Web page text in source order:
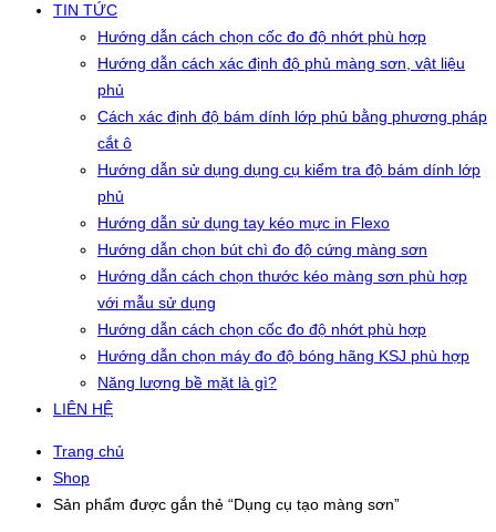
TIN TỨC
Hướng dẫn cách chọn cốc đo độ nhớt phù hợp
Hướng dẫn cách xác định độ phủ màng sơn, vật liệu
phủ
Cách xác định độ bám dính lớp phủ bằng phương pháp
cắt ô
Hướng dẫn sử dụng dụng cụ kiểm tra độ bám dính lớp
phủ
Hướng dẫn sử dụng tay kéo mực in Flexo
Hướng dẫn chọn bút chì đo độ cứng màng sơn
Hướng dẫn cách chọn thước kéo màng sơn phù hợp
với mẫu sử dụng
Hướng dẫn cách chọn cốc đo độ nhớt phù hợp
Hướng dẫn chọn máy đo độ bóng hãng KSJ phù hợp
Năng lượng bề mặt là gì?
LIÊN HỆ
Trang chủ
Shop
Sản phẩm được gắn thẻ “Dụng cụ tạo màng sơn”